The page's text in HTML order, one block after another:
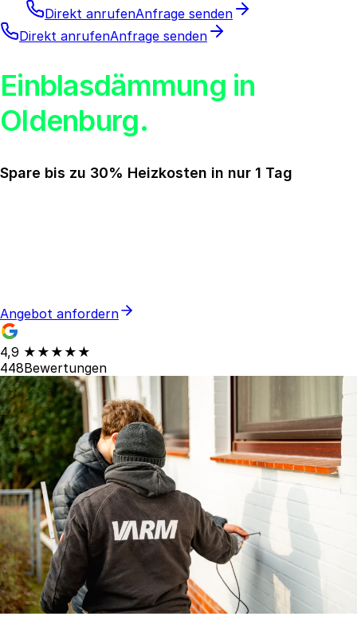
Direkt anrufenAnfrage senden
Direkt anrufenAnfrage senden
Einblasdämmung in
Oldenburg.
Spare bis zu 30% Heizkosten in nur 1 Tag
Angebot anfordern
4,9 ★★★★★
448Bewertungen